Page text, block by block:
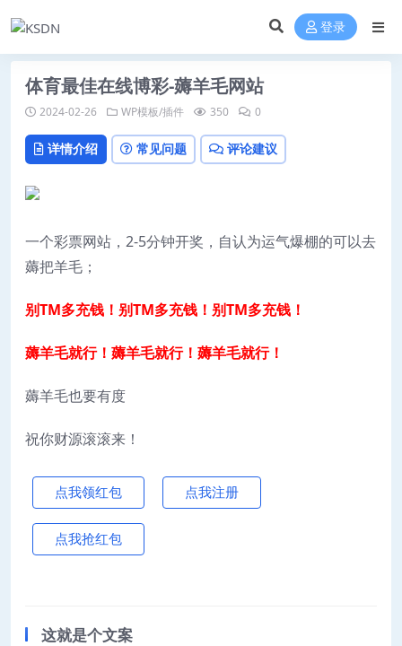
登录
体育最佳在线博彩-薅羊毛网站
2024-02-26 WP模板/插件 350 0
详情介绍 常见问题 评论建议
一个彩票网站，2-5分钟开奖，自认为运气爆棚的可以去
薅把羊毛；
别TM多充钱！别TM多充钱！别TM多充钱！
薅羊毛就行！薅羊毛就行！薅羊毛就行！
薅羊毛也要有度
祝你财源滚滚来！
点我领红包 点我注册
点我抢红包
这就是个文案